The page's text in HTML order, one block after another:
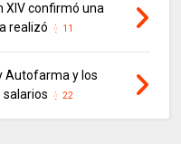
XIV confirmó una
realizó
11
Autofarma y los
salarios
22